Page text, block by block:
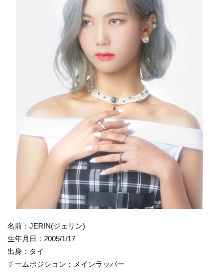
名前：JERIN(ジェリン)
生年月日：2005/1/17
出身：タイ
チームポジション：メインラッパー